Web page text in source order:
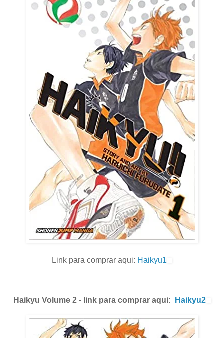
Link para comprar aqui: Haikyu1
Haikyu Volume 2 - link para comprar aqui: Haikyu2